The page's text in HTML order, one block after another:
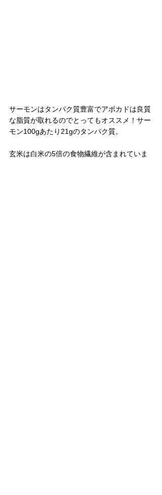
サーモンはタンパク質豊富でアボカドは良質
な脂質が取れるのでとってもオススメ！サー
モン100gあたり21gのタンパク質。
玄米は白米の5倍の食物繊維が含まれていま